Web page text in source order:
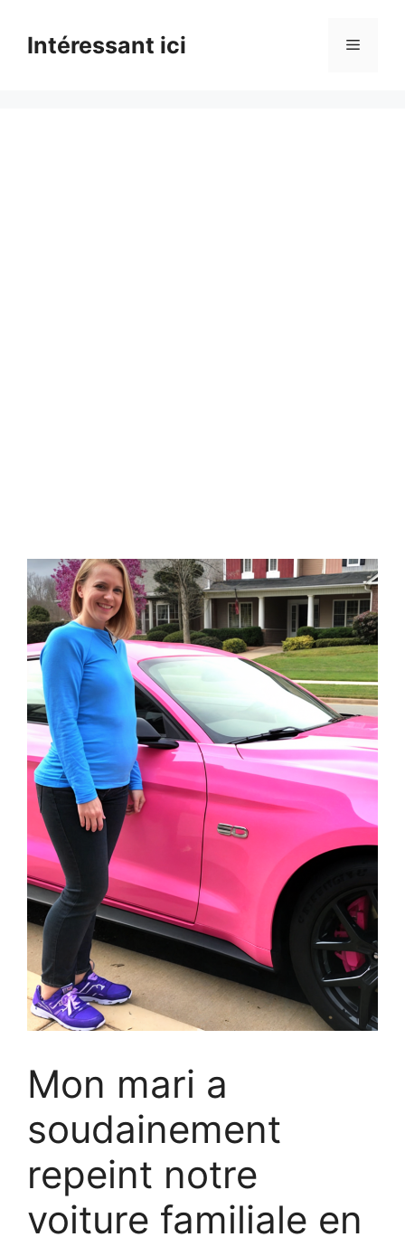
contentIntéressant ici Menu
Mon mari a
soudainement
repeint notre
voiture familiale en